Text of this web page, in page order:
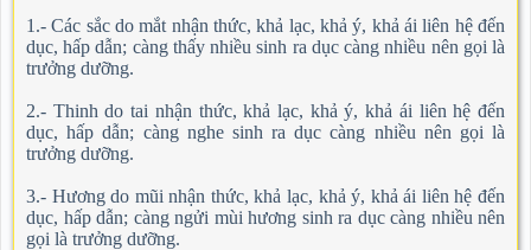
1.- Các sắc do mắt nhận thức, khả lạc, khả ý, khả ái liên hệ đến
dục, hấp dẫn; càng thấy nhiều sinh ra dục càng nhiều nên gọi là
trưởng dưỡng.
2.- Thinh do tai nhận thức, khả lạc, khả ý, khả ái liên hệ đến
dục, hấp dẫn; càng nghe sinh ra dục càng nhiều nên gọi là
trưởng dưỡng.
3.- Hương do mũi nhận thức, khả lạc, khả ý, khả ái liên hệ đến
dục, hấp dẫn; càng ngửi mùi hương sinh ra dục càng nhiều nên
gọi là trưởng dưỡng.